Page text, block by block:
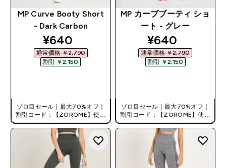
MP Curve Booty Short
- Dark Carbon
discounted price
¥640‎
通常価格 ￥2,790‎
割引 ￥2,150‎
ゾロ目セール｜最大70%オフ｜
割引コード：【ZOROME】使用
で追加10%オフ！
MP カーブブーティ ショ
ート - グレー
discounted
¥640‎
通常価格 ￥2,790‎
割引 ￥2,150‎
ゾロ目セール｜最大70%オフ｜
割引コード：【ZOROME】使用
で追加10%オフ！